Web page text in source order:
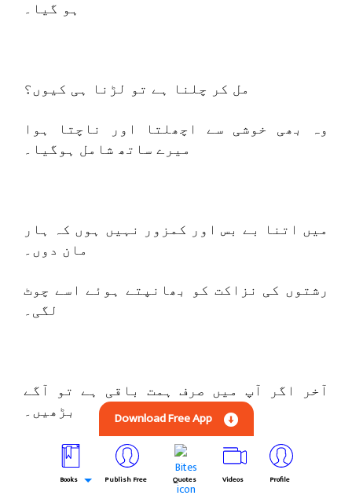
ہو گیا۔
مل کر چلنا ہے تو لڑنا ہی کیوں؟
وہ بھی خوشی سے اچھلتا اور ناچتا ہوا
میرے ساتھ شامل ہوگیا۔
میں اتنا بے بس اور کمزور نہیں ہوں کہ ہار
مان دوں۔
رشتوں کی نزاکت کو بھانپتے ہوئے اسے چوٹ
لگی۔
آخر اگر آپ میں صرف ہمت باقی ہے تو آگے
بڑھیں۔
میں اس مرحلے پر پہنچ گیا ہوں جہاں میرے
دل کو حالات سے پیار ہو گیا ہے۔
Download Free App
Books Publish Free Quotes Videos Profile